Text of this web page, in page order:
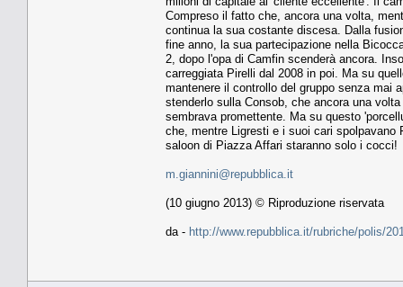
Compreso il fatto che, ancora una volta,
continua la sua costante discesa. Dalla
fine anno, la sua partecipazione nella
2, dopo l'opa di Camfin scenderà ancora.
carreggiata Pirelli dal 2008 in poi. Ma su
mantenere il controllo del gruppo senza mai
stenderlo sulla Consob, che ancora una
sembrava promettente. Ma su questo
che, mentre Ligresti e i suoi cari
saloon di Piazza Affari staranno solo i cocci!
m.giannini@repubblica.it
(10 giugno 2013) © Riproduzione riservata
da - http://www.repubblica.it/rubriche/polis/